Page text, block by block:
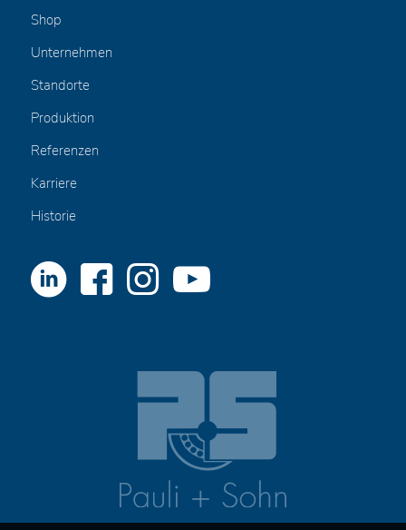
Shop
Unternehmen
Standorte
Produktion
Referenzen
Karriere
Historie